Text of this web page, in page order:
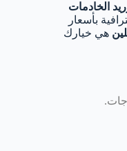
الخادمات
بأسعار
هي خيارك